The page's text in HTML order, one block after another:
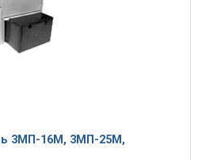
3МП-16М, 3МП-25М,